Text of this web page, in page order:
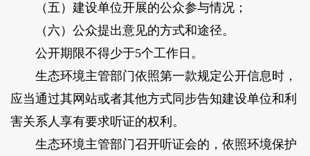
（五）建设单位开展的公众参与情况；
（六）公众提出意见的方式和途径。
公开期限不得少于5个工作日。
生态环境主管部门依照第一款规定公开信息时，
应当通过其网站或者其他方式同步告知建设单位和利
害关系人享有要求听证的权利。
生态环境主管部门召开听证会的，依照环境保护